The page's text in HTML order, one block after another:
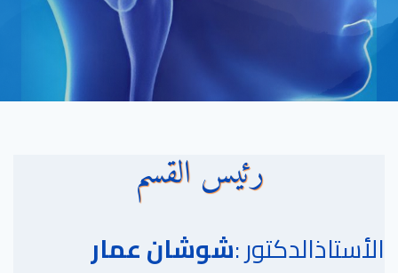
رئيس القسم
الأستاذالدكتور :شوشان عمار